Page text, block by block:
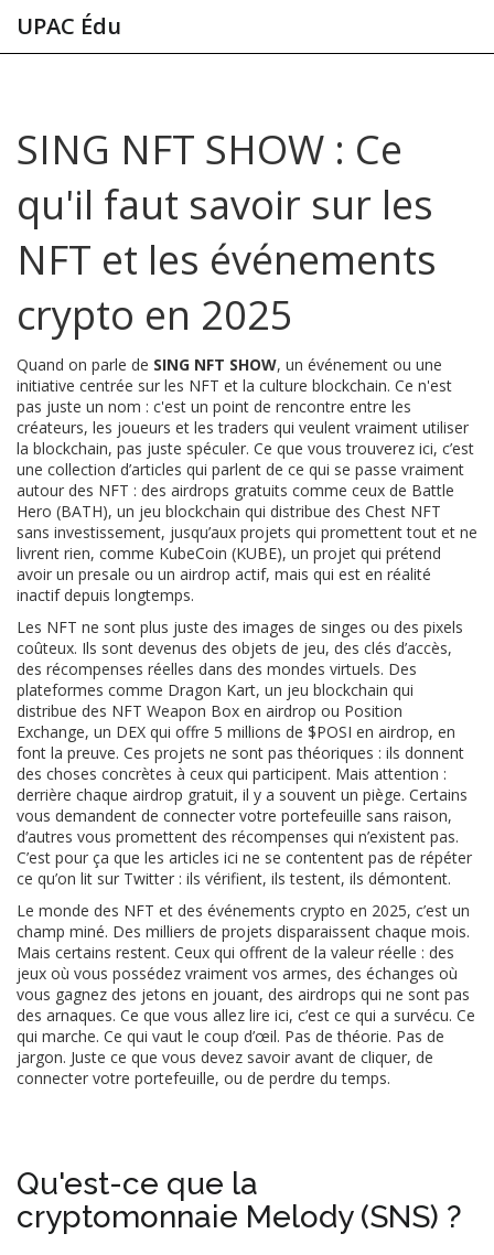
UPAC Édu
SING NFT SHOW : Ce
qu'il faut savoir sur les
NFT et les événements
crypto en 2025
Quand on parle de SING NFT SHOW, un événement ou une
initiative centrée sur les NFT et la culture blockchain. Ce n'est
pas juste un nom : c'est un point de rencontre entre les
créateurs, les joueurs et les traders qui veulent vraiment utiliser
la blockchain, pas juste spéculer. Ce que vous trouverez ici, c’est
une collection d’articles qui parlent de ce qui se passe vraiment
autour des NFT : des airdrops gratuits comme ceux de Battle
Hero (BATH), un jeu blockchain qui distribue des Chest NFT
sans investissement, jusqu’aux projets qui promettent tout et ne
livrent rien, comme KubeCoin (KUBE), un projet qui prétend
avoir un presale ou un airdrop actif, mais qui est en réalité
inactif depuis longtemps.
Les NFT ne sont plus juste des images de singes ou des pixels
coûteux. Ils sont devenus des objets de jeu, des clés d’accès,
des récompenses réelles dans des mondes virtuels. Des
plateformes comme Dragon Kart, un jeu blockchain qui
distribue des NFT Weapon Box en airdrop ou Position
Exchange, un DEX qui offre 5 millions de $POSI en airdrop, en
font la preuve. Ces projets ne sont pas théoriques : ils donnent
des choses concrètes à ceux qui participent. Mais attention :
derrière chaque airdrop gratuit, il y a souvent un piège. Certains
vous demandent de connecter votre portefeuille sans raison,
d’autres vous promettent des récompenses qui n’existent pas.
C’est pour ça que les articles ici ne se contentent pas de répéter
ce qu’on lit sur Twitter : ils vérifient, ils testent, ils démontent.
Le monde des NFT et des événements crypto en 2025, c’est un
champ miné. Des milliers de projets disparaissent chaque mois.
Mais certains restent. Ceux qui offrent de la valeur réelle : des
jeux où vous possédez vraiment vos armes, des échanges où
vous gagnez des jetons en jouant, des airdrops qui ne sont pas
des arnaques. Ce que vous allez lire ici, c’est ce qui a survécu. Ce
qui marche. Ce qui vaut le coup d’œil. Pas de théorie. Pas de
jargon. Juste ce que vous devez savoir avant de cliquer, de
connecter votre portefeuille, ou de perdre du temps.
Qu'est-ce que la
cryptomonnaie Melody (SNS) ?